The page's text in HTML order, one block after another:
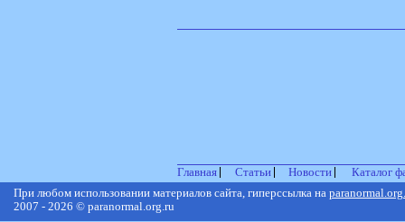
Главная Статьи Новости
Каталог
При любом использовании материалов сайта, гиперссылка на
2007 - 2026 © paranormal.org.ru